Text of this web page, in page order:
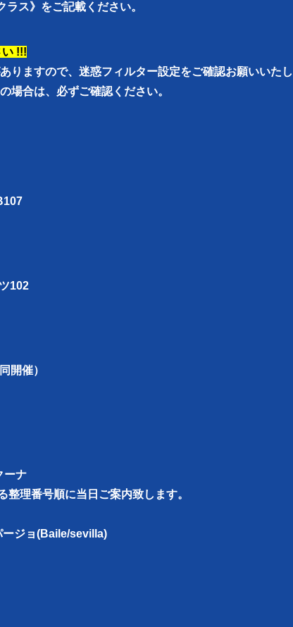
ス》をご記載ください。
!!!
りますので、迷惑フィルター設定をご確認お願いいた
場合は、必ずご確認ください。
102
開催）
ーナ
理番号順に当日ご案内致します。
ージョ(Baile/sevilla)